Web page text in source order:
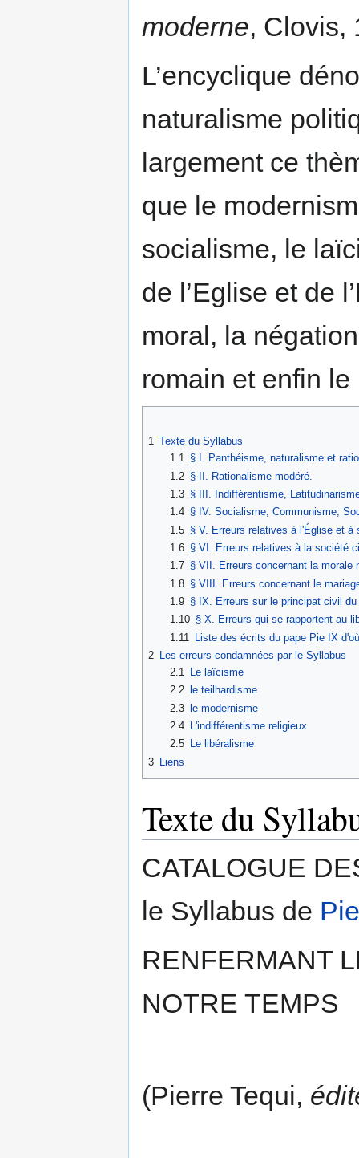
moderne, Clovis,
L’encyclique
naturalisme
largement ce
que le
socialisme, le
de l’Eglise et de
moral, la
romain et enfin
1 Texte du Syllabus
1.1 § I. Panthéisme, naturalisme et
1.2 § II. Rationalisme modéré.
1.3 § III. Indifférentisme,
1.4 § IV. Socialisme, Communisme,
1.5 § V. Erreurs relatives à l'Église et à
1.6 § VI. Erreurs relatives à la société
1.7 § VII. Erreurs concernant la morale
1.8 § VIII. Erreurs concernant le
1.9 § IX. Erreurs sur le principat civil
1.10 § X. Erreurs qui se rapportent au
1.11
Liste des écrits du pape Pie IX
2 Les erreurs condamnées par le Syllabus
2.1
Le laïcisme
2.2
le teilhardisme
2.3 le modernisme
2.4
L'indifférentisme religieux
2.5
Le libéralisme
3 Liens
Texte du
CATALOGUE
le Syllabus de
RENFERMANT
NOTRE TEMPS
(Pierre Tequi,